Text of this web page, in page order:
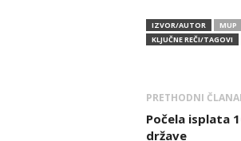
IZVOR/AUTOR
MUP
KLJUČNE REČI/TAGOVI
PRETHODNI
Počela isplata
države